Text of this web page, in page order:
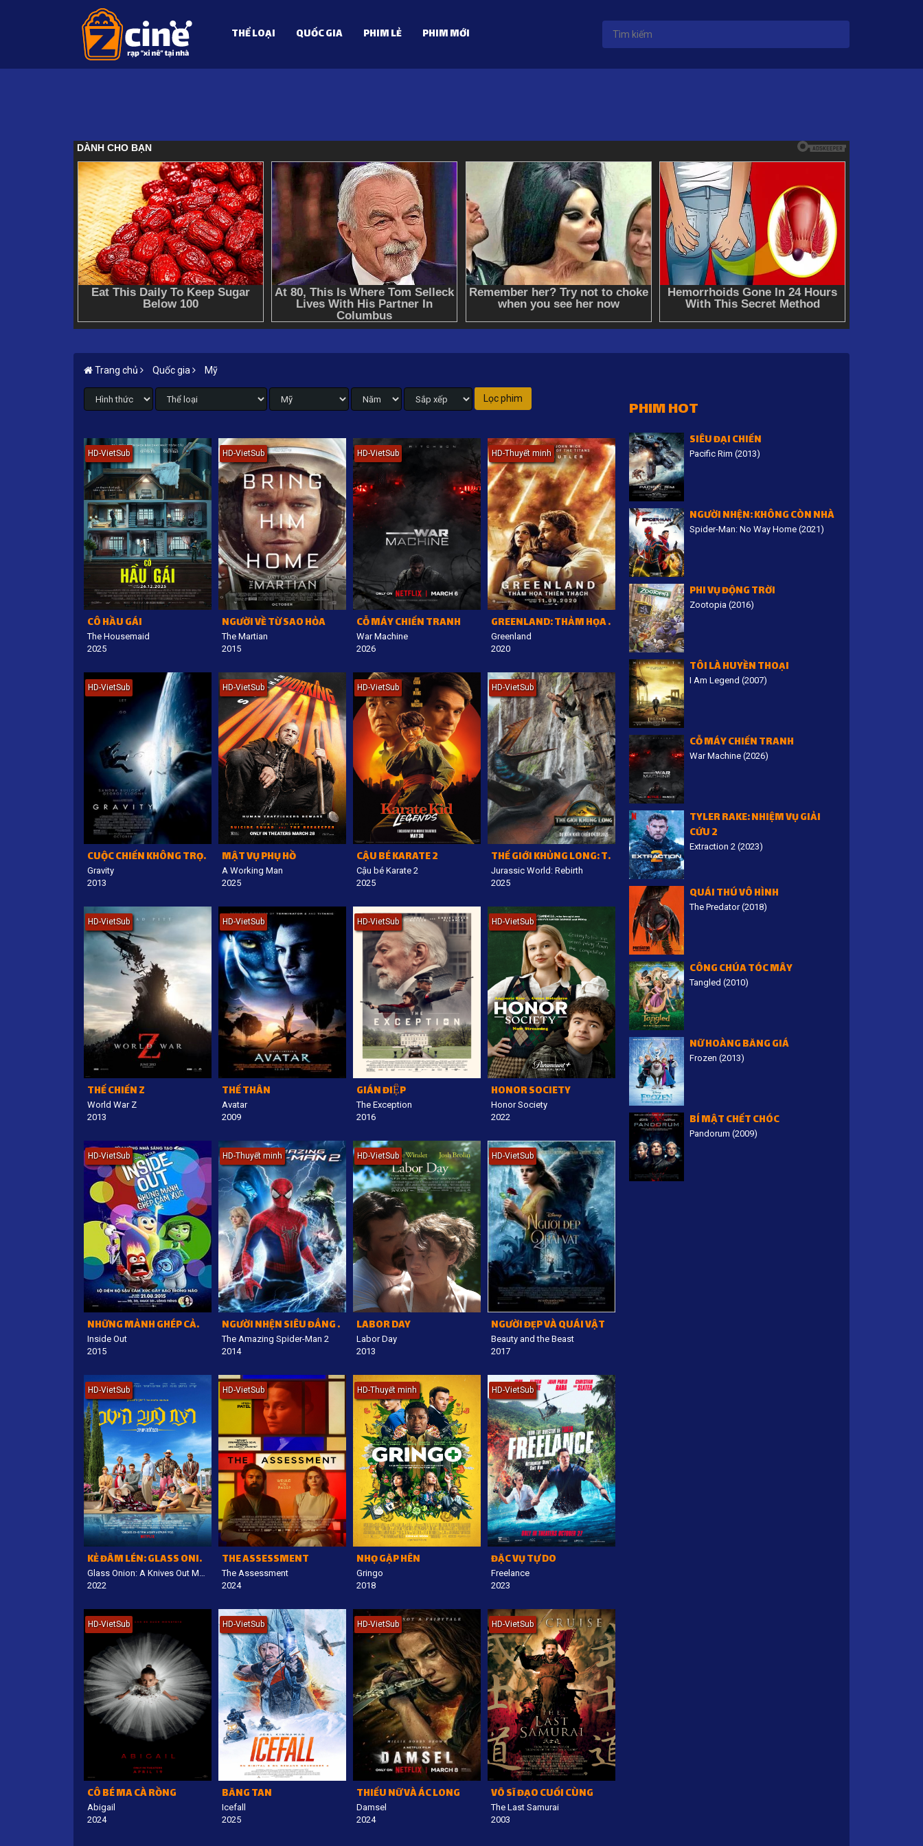
THỂ LOẠI QUỐC GIA PHIM LẺ PHIM MỚI
Trang chủ Quốc gia Mỹ
HD-VietSub
CÔ HẦU GÁI
The Housemaid
2025
HD-VietSub
NGƯỜI VỀ TỪ SAO HỎA
The Martian
2015
HD-VietSub
CỖ MÁY CHIẾN TRANH
War Machine
2026
HD-Thuyết minh
GREENLAND: THẢM HỌA THIÊN THẠCH
Greenland
2020
HD-VietSub
CUỘC CHIẾN KHÔNG TRỌNG LỰC
Gravity
2013
HD-VietSub
MẬT VỤ PHỤ HỒ
A Working Man
2025
HD-VietSub
CẬU BÉ KARATE 2
Cậu bé Karate 2
2025
HD-VietSub
THẾ GIỚI KHỦNG LONG: TÁI SINH
Jurassic World: Rebirth
2025
HD-VietSub
THẾ CHIẾN Z
World War Z
2013
HD-VietSub
THẾ THÂN
Avatar
2009
HD-VietSub
GIÁN ĐIỆP
The Exception
2016
HD-VietSub
HONOR SOCIETY
Honor Society
2022
HD-VietSub
NHỮNG MẢNH GHÉP CẢM XÚC
Inside Out
2015
HD-Thuyết minh
NGƯỜI NHỆN SIÊU ĐẲNG 2: SỰ TRỖI DẬY CỦA NGƯỜI ĐIỆN
The Amazing Spider-Man 2
2014
HD-VietSub
LABOR DAY
Labor Day
2013
HD-VietSub
NGƯỜI ĐẸP VÀ QUÁI VẬT
Beauty and the Beast
2017
HD-VietSub
KẺ ĐÂM LÉN: GLASS ONION
Glass Onion: A Knives Out Mystery
2022
HD-VietSub
THE ASSESSMENT
The Assessment
2024
HD-Thuyết minh
NHỌ GẶP HÊN
Gringo
2018
HD-VietSub
ĐẶC VỤ TỰ DO
Freelance
2023
HD-VietSub
CÔ BÉ MA CÀ RỒNG
Abigail
2024
HD-VietSub
BĂNG TAN
Icefall
2025
HD-VietSub
THIẾU NỮ VÀ ÁC LONG
Damsel
2024
HD-VietSub
VÕ SĨ ĐẠO CUỐI CÙNG
The Last Samurai
2003
PHIM HOT
SIÊU ĐẠI CHIẾN
Pacific Rim (2013)
NGƯỜI NHỆN: KHÔNG CÒN NHÀ
Spider-Man: No Way Home (2021)
PHI VỤ ĐỘNG TRỜI
Zootopia (2016)
TÔI LÀ HUYỀN THOẠI
I Am Legend (2007)
CỖ MÁY CHIẾN TRANH
War Machine (2026)
TYLER RAKE: NHIỆM VỤ GIẢI
CỨU 2
Extraction 2 (2023)
QUÁI THÚ VÔ HÌNH
The Predator (2018)
CÔNG CHÚA TÓC MÂY
Tangled (2010)
NỮ HOÀNG BĂNG GIÁ
Frozen (2013)
BÍ MẬT CHẾT CHÓC
Pandorum (2009)